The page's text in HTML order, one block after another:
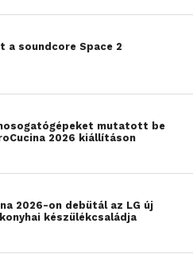
a soundcore Space 2
mutatott be
2026 kiállításon
2026-on debütál az LG új
készülékcsaládja